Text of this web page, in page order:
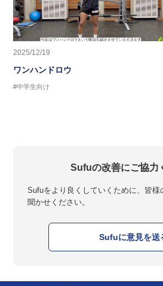
2025/12/19
ワンハンドロウ
#中学生向け
Sufuの改善にご協力
Sufuをより良くしていくために、皆様
聞かせください。
Sufuに意見を送